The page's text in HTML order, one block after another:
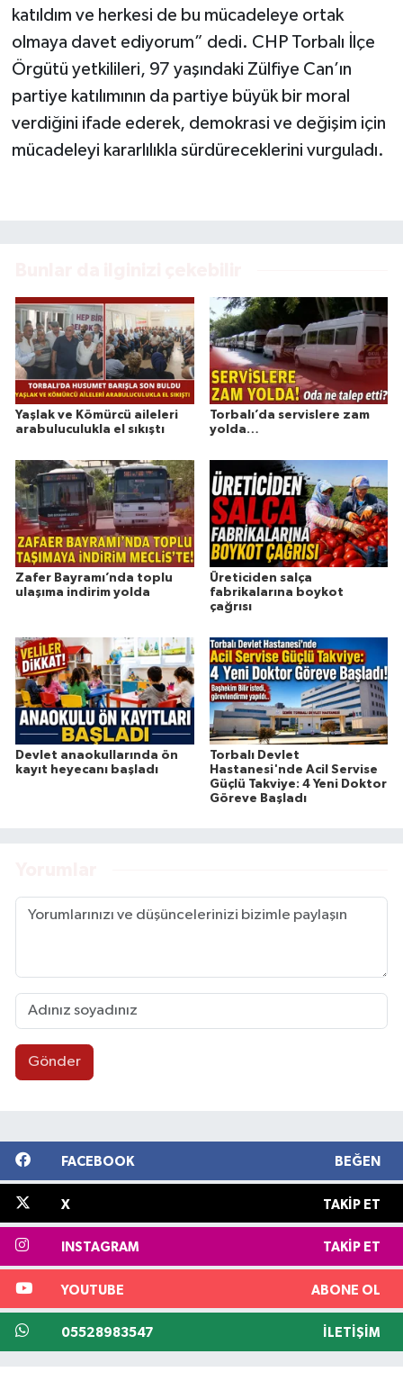
katıldım ve herkesi de bu mücadeleye ortak
olmaya davet ediyorum” dedi. CHP Torbalı İlçe
Örgütü yetkilileri, 97 yaşındaki Zülfiye Can’ın
partiye katılımının da partiye büyük bir moral
verdiğini ifade ederek, demokrasi ve değişim için
mücadeleyi kararlılıkla sürdüreceklerini vurguladı.
Yaşlak ve Kömürcü aileleri
arabuluculukla el sıkıştı
Torbalı’da servislere zam
yolda…
Zafer Bayramı’nda toplu
ulaşıma indirim yolda
Üreticiden salça
fabrikalarına boykot
çağrısı
Devlet anaokullarında ön
kayıt heyecanı başladı
Torbalı Devlet
Hastanesi'nde Acil Servise
Güçlü Takviye: 4 Yeni Doktor
Göreve Başladı
Gönder
FACEBOOK BEĞEN
X TAKIP ET
INSTAGRAM TAKIP ET
YOUTUBE ABONE OL
05528983547 İLETIŞIM